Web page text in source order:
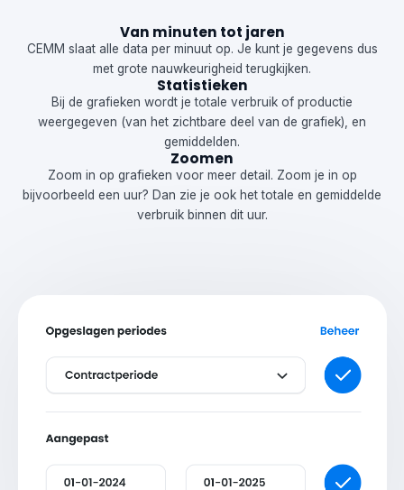
Van minuten tot jaren
CEMM slaat alle data per minuut op. Je kunt je gegevens dus
met grote nauwkeurigheid terugkijken.
Statistieken
Bij de grafieken wordt je totale verbruik of productie
weergegeven (van het zichtbare deel van de grafiek), en
gemiddelden.
Zoomen
Zoom in op grafieken voor meer detail. Zoom je in op
bijvoorbeeld een uur? Dan zie je ook het totale en gemiddelde
verbruik binnen dit uur.